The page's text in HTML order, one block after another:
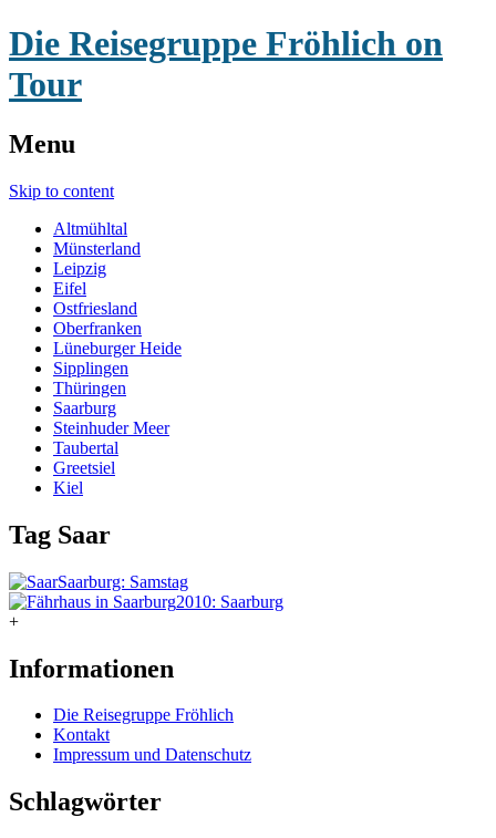
Die Reisegruppe Fröhlich on
Tour
Menu
Skip to content
Altmühltal
Münsterland
Leipzig
Eifel
Ostfriesland
Oberfranken
Lüneburger Heide
Sipplingen
Thüringen
Saarburg
Steinhuder Meer
Taubertal
Greetsiel
Kiel
Tag Saar
Saarburg: Samstag
2010: Saarburg
+
Informationen
Die Reisegruppe Fröhlich
Kontakt
Impressum und Datenschutz
Schlagwörter